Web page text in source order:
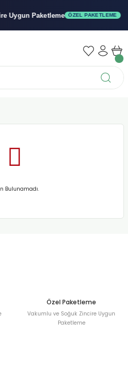
Paketleme ÖZEL PAKETLEME
Bulunamadı.
Özel Paketleme
Vakumlu ve Soğuk Zincire Uygun
Paketleme